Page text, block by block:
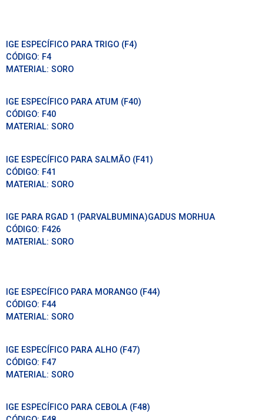
IGE ESPECÍFICO PARA TRIGO (F4)
CÓDIGO: F4
MATERIAL: SORO
IGE ESPECÍFICO PARA ATUM (F40)
CÓDIGO: F40
MATERIAL: SORO
IGE ESPECÍFICO PARA SALMÃO (F41)
CÓDIGO: F41
MATERIAL: SORO
IGE PARA RGAD 1 (PARVALBUMINA)GADUS MORHUA
CÓDIGO: F426
MATERIAL: SORO
IGE ESPECÍFICO PARA MORANGO (F44)
CÓDIGO: F44
MATERIAL: SORO
IGE ESPECÍFICO PARA ALHO (F47)
CÓDIGO: F47
MATERIAL: SORO
IGE ESPECÍFICO PARA CEBOLA (F48)